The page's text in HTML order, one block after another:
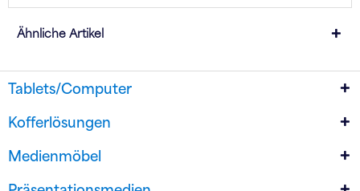
Ähnliche Artikel
Tablets/Computer
Kofferlösungen
Medienmöbel